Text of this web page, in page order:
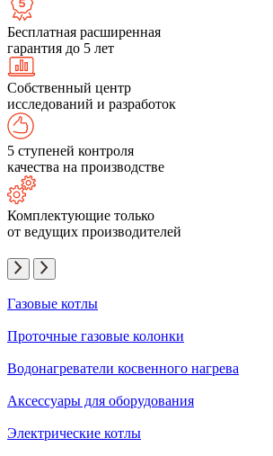
Бесплатная расширенная
гарантия до 5 лет
Собственный центр
исследований и разработок
5 ступеней контроля
качества на производстве
Комплектующие только
от ведущих производителей
Газовые котлы
Проточные газовые колонки
Водонагреватели косвенного нагрева
Аксессуары для оборудования
Электрические котлы